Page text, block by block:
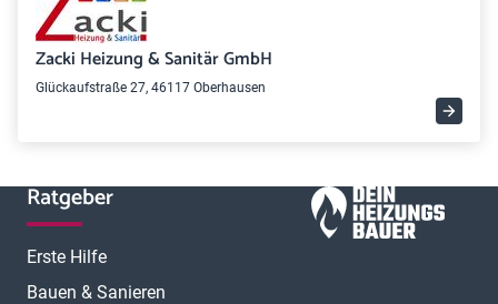
Zacki Heizung & Sanitär GmbH
Glückaufstraße 27, 46117 Oberhausen
Ratgeber
Erste Hilfe
Bauen & Sanieren